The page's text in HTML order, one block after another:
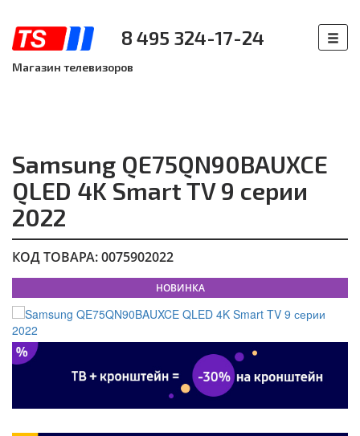
8 495 324-17-24
Магазин телевизоров
Samsung QE75QN90BAUXCE
QLED 4K Smart TV 9 серии
2022
КОД ТОВАРА: 0075902022
НОВИНКА